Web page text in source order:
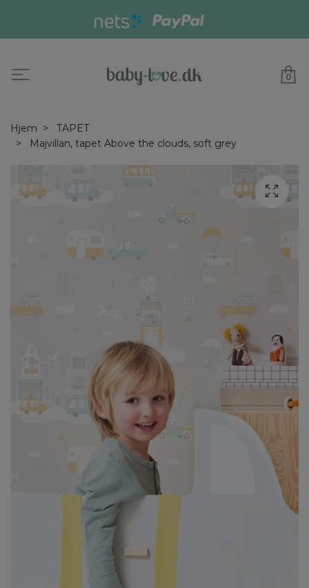
0
Hjem
TAPET
Majvillan, tapet Above the clouds, soft grey